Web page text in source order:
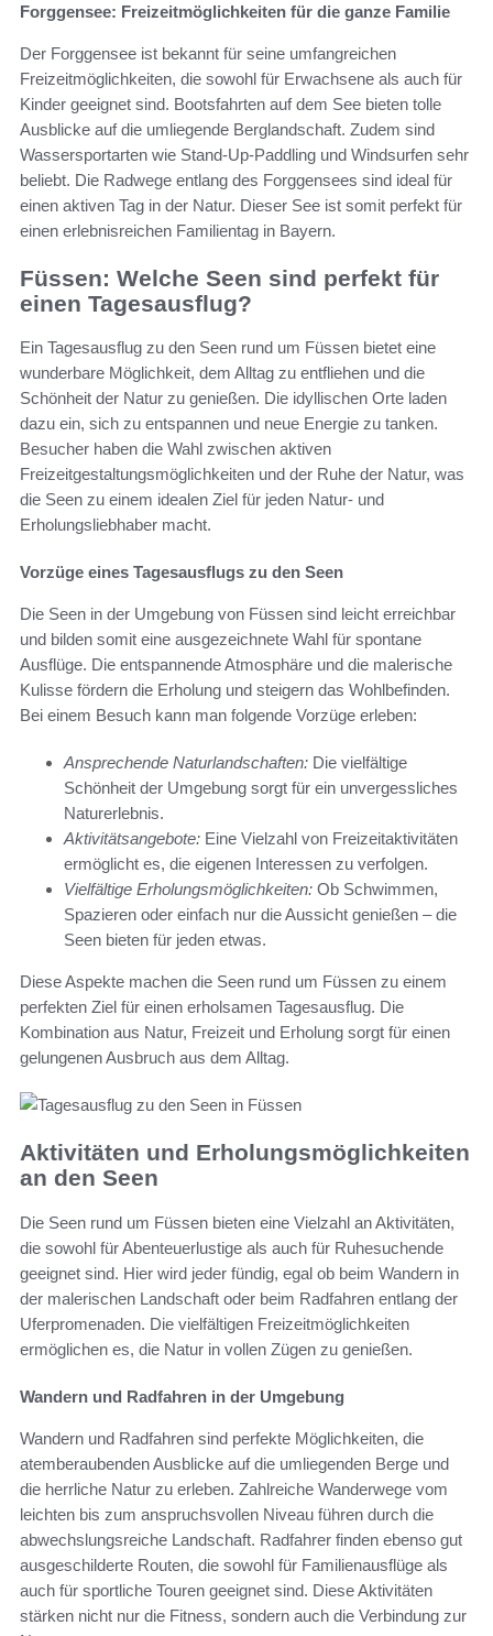
Forggensee: Freizeitmöglichkeiten für die ganze Familie
Der Forggensee ist bekannt für seine umfangreichen
Freizeitmöglichkeiten, die sowohl für Erwachsene als auch für
Kinder geeignet sind. Bootsfahrten auf dem See bieten tolle
Ausblicke auf die umliegende Berglandschaft. Zudem sind
Wassersportarten wie Stand-Up-Paddling und Windsurfen sehr
beliebt. Die Radwege entlang des Forggensees sind ideal für
einen aktiven Tag in der Natur. Dieser See ist somit perfekt für
einen erlebnisreichen Familientag in Bayern.
Füssen: Welche Seen sind perfekt für
einen Tagesausflug?
Ein Tagesausflug zu den Seen rund um Füssen bietet eine
wunderbare Möglichkeit, dem Alltag zu entfliehen und die
Schönheit der Natur zu genießen. Die idyllischen Orte laden
dazu ein, sich zu entspannen und neue Energie zu tanken.
Besucher haben die Wahl zwischen aktiven
Freizeitgestaltungsmöglichkeiten und der Ruhe der Natur, was
die Seen zu einem idealen Ziel für jeden Natur- und
Erholungsliebhaber macht.
Vorzüge eines Tagesausflugs zu den Seen
Die Seen in der Umgebung von Füssen sind leicht erreichbar
und bilden somit eine ausgezeichnete Wahl für spontane
Ausflüge. Die entspannende Atmosphäre und die malerische
Kulisse fördern die Erholung und steigern das Wohlbefinden.
Bei einem Besuch kann man folgende Vorzüge erleben:
Ansprechende Naturlandschaften: Die vielfältige
Schönheit der Umgebung sorgt für ein unvergessliches
Naturerlebnis.
Aktivitätsangebote: Eine Vielzahl von Freizeitaktivitäten
ermöglicht es, die eigenen Interessen zu verfolgen.
Vielfältige Erholungsmöglichkeiten: Ob Schwimmen,
Spazieren oder einfach nur die Aussicht genießen – die
Seen bieten für jeden etwas.
Diese Aspekte machen die Seen rund um Füssen zu einem
perfekten Ziel für einen erholsamen Tagesausflug. Die
Kombination aus Natur, Freizeit und Erholung sorgt für einen
gelungenen Ausbruch aus dem Alltag.
Aktivitäten und Erholungsmöglichkeiten
an den Seen
Die Seen rund um Füssen bieten eine Vielzahl an Aktivitäten,
die sowohl für Abenteuerlustige als auch für Ruhesuchende
geeignet sind. Hier wird jeder fündig, egal ob beim Wandern in
der malerischen Landschaft oder beim Radfahren entlang der
Uferpromenaden. Die vielfältigen Freizeitmöglichkeiten
ermöglichen es, die Natur in vollen Zügen zu genießen.
Wandern und Radfahren in der Umgebung
Wandern und Radfahren sind perfekte Möglichkeiten, die
atemberaubenden Ausblicke auf die umliegenden Berge und
die herrliche Natur zu erleben. Zahlreiche Wanderwege vom
leichten bis zum anspruchsvollen Niveau führen durch die
abwechslungsreiche Landschaft. Radfahrer finden ebenso gut
ausgeschilderte Routen, die sowohl für Familienausflüge als
auch für sportliche Touren geeignet sind. Diese Aktivitäten
stärken nicht nur die Fitness, sondern auch die Verbindung zur